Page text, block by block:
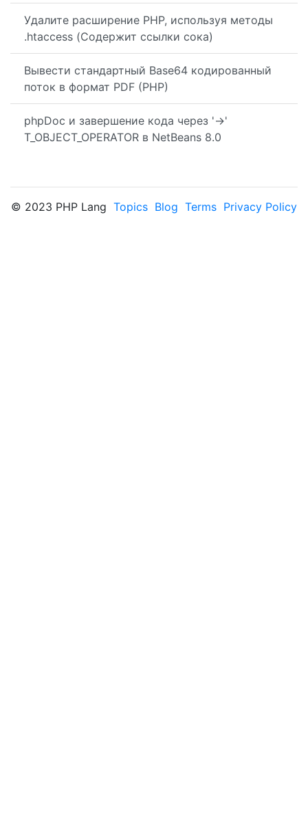
Удалите расширение PHP, используя методы
.htaccess (Содержит ссылки сока)
Вывести стандартный Base64 кодированный
поток в формат PDF (PHP)
phpDoc и завершение кода через '->'
T_OBJECT_OPERATOR в NetBeans 8.0
© 2023 PHP Lang Topics Blog Terms Privacy Policy